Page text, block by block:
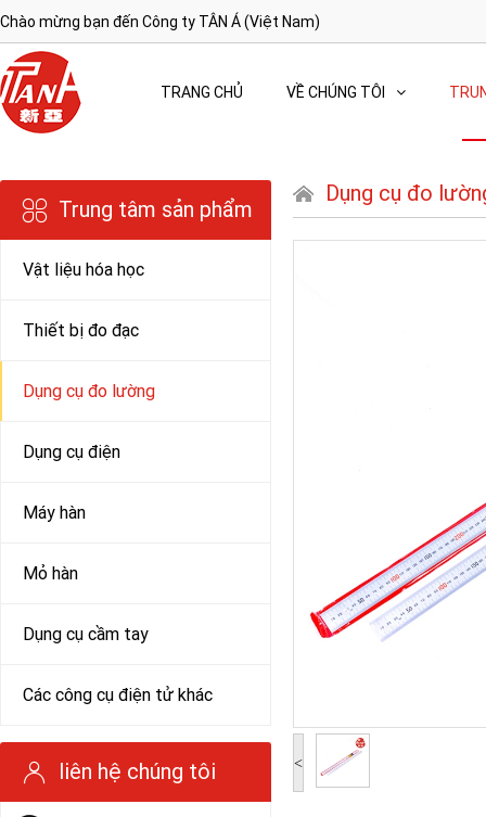
Chào mừng bạn đến Công ty TÂN Á (Việt Nam)
TRANG CHỦ VỀ CHÚNG TÔI
Trung tâm sản phẩm
Vật liệu hóa học
Thiết bị đo đạc
Dụng cụ đo lường
Dụng cụ điện
Máy hàn
Mỏ hàn
Dụng cụ cầm tay
Các công cụ điện tử khác
liên hệ chúng tôi
Dụng cụ đo
<